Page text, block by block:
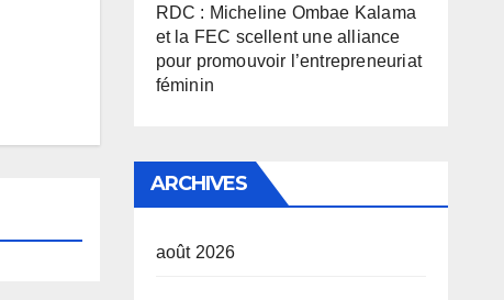
RDC : Micheline Ombae Kalama
et la FEC scellent une alliance
pour promouvoir l’entrepreneuriat
féminin
ARCHIVES
août 2026